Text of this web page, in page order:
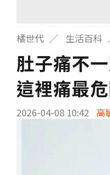
橘世代 生活百科
肚子痛不
這裡痛最
2026-04-08 10:42 高